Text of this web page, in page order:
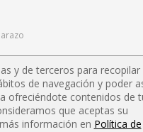
y de terceros para recopilar
de navegación y poder
ofreciéndote contenidos de
que aceptas su
información en Política de